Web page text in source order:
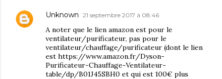
Unknown 21 septembre 2017 à 08:46
A noter que le lien amazon est pour le
ventilateur/purificateur, pas pour le
ventilateur/chauffage/purificateur (dont le lien
est https://www.amazon.fr/Dyson-
Purificateur-Chauffage-Ventilateur-
table/dp/B01J45SBH0 et qui est 100€ plus